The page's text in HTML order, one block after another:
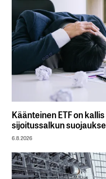
Käänteinen ETF on
sijoitussalkun
6.8.2026